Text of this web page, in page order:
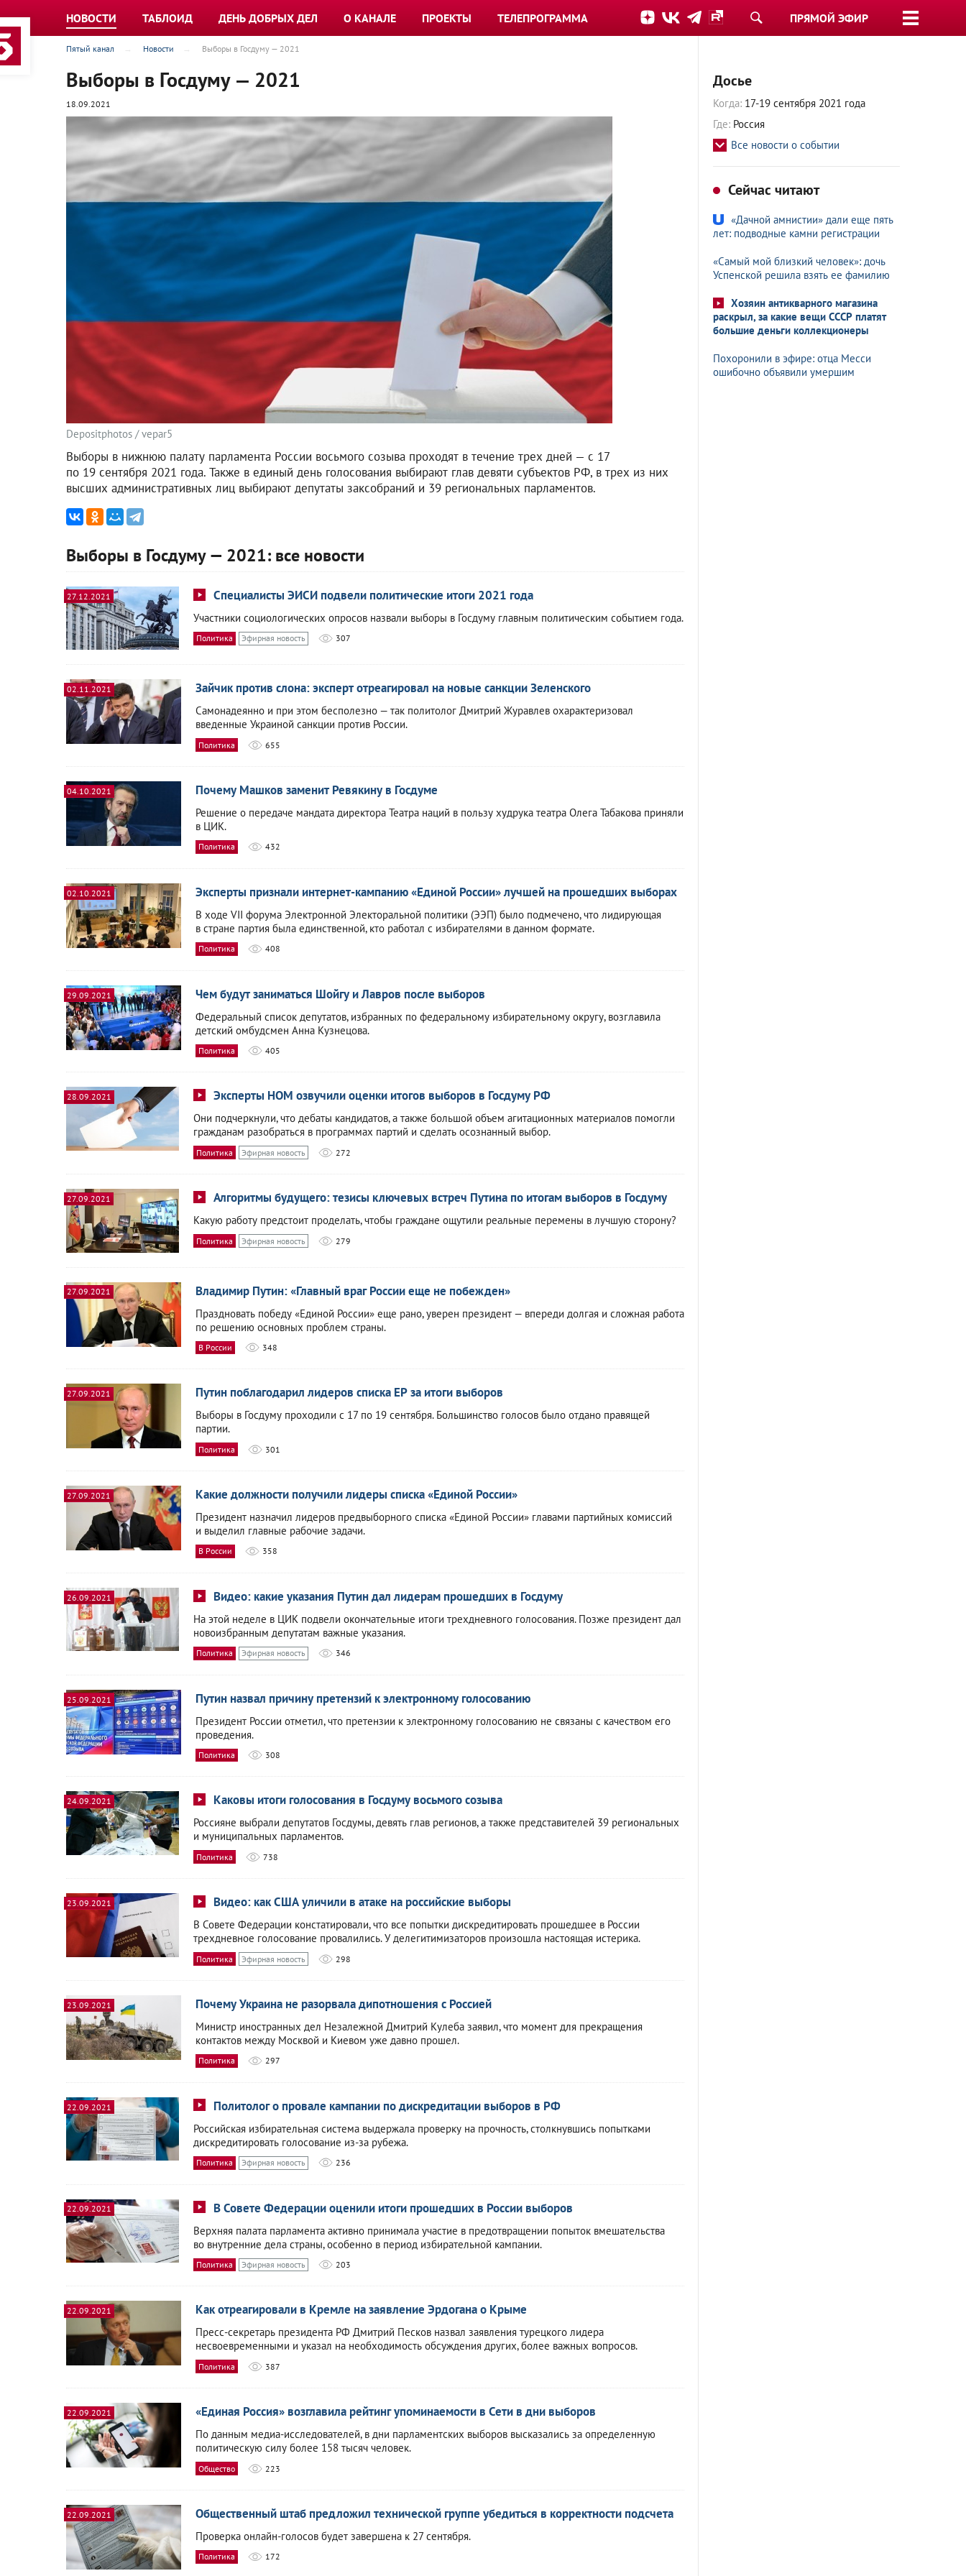
ПРЯМОЙ ЭФИР
НОВОСТИ ТАБЛОИД ДЕНЬ ДОБРЫХ ДЕЛ О КАНАЛЕ ПРОЕКТЫ ТЕЛЕПРОГРАММА
Пятый канал Новости Выборы в Госдуму — 2021
Выборы в Госдуму — 2021
18.09.2021
Depositphotos / vepar5
Выборы в нижнюю палату парламента России восьмого созыва проходят в течение трех дней — с 17
по 19 сентября 2021 года. Также в единый день голосования выбирают глав девяти субъектов РФ, в трех из них
высших административных лиц выбирают депутаты заксобраний и 39 региональных парламентов.
Выборы в Госдуму — 2021: все новости
27.12.2021 Специалисты ЭИСИ подвели политические итоги 2021 года
Участники социологических опросов назвали выборы в Госдуму главным политическим событием года.
Политика Эфирная новость 307
02.11.2021 Зайчик против слона: эксперт отреагировал на новые санкции Зеленского
Самонадеянно и при этом бесполезно — так политолог Дмитрий Журавлев охарактеризовал
введенные Украиной санкции против России.
Политика 655
04.10.2021 Почему Машков заменит Ревякину в Госдуме
Решение о передаче мандата директора Театра наций в пользу худрука театра Олега Табакова приняли
в ЦИК.
Политика 432
02.10.2021 Эксперты признали интернет-кампанию «Единой России» лучшей на прошедших выборах
В ходе VII форума Электронной Электоральной политики (ЭЭП) было подмечено, что лидирующая
в стране партия была единственной, кто работал с избирателями в данном формате.
Политика 408
29.09.2021 Чем будут заниматься Шойгу и Лавров после выборов
Федеральный список депутатов, избранных по федеральному избирательному округу, возглавила
детский омбудсмен Анна Кузнецова.
Политика 405
28.09.2021 Эксперты НОМ озвучили оценки итогов выборов в Госдуму РФ
Они подчеркнули, что дебаты кандидатов, а также большой объем агитационных материалов помогли
гражданам разобраться в программах партий и сделать осознанный выбор.
Политика Эфирная новость 272
27.09.2021 Алгоритмы будущего: тезисы ключевых встреч Путина по итогам выборов в Госдуму
Какую работу предстоит проделать, чтобы граждане ощутили реальные перемены в лучшую сторону?
Политика Эфирная новость 279
27.09.2021 Владимир Путин: «Главный враг России еще не побежден»
Праздновать победу «Единой России» еще рано, уверен президент — впереди долгая и сложная работа
по решению основных проблем страны.
В России 348
27.09.2021 Путин поблагодарил лидеров списка ЕР за итоги выборов
Выборы в Госдуму проходили с 17 по 19 сентября. Большинство голосов было отдано правящей
партии.
Политика 301
27.09.2021 Какие должности получили лидеры списка «Единой России»
Президент назначил лидеров предвыборного списка «Единой России» главами партийных комиссий
и выделил главные рабочие задачи.
В России 358
26.09.2021 Видео: какие указания Путин дал лидерам прошедших в Госдуму
На этой неделе в ЦИК подвели окончательные итоги трехдневного голосования. Позже президент дал
новоизбранным депутатам важные указания.
Политика Эфирная новость 346
25.09.2021 Путин назвал причину претензий к электронному голосованию
Президент России отметил, что претензии к электронному голосованию не связаны с качеством его
проведения.
Политика 308
24.09.2021 Каковы итоги голосования в Госдуму восьмого созыва
Россияне выбрали депутатов Госдумы, девять глав регионов, а также представителей 39 региональных
и муниципальных парламентов.
Политика 738
23.09.2021 Видео: как США уличили в атаке на российские выборы
В Совете Федерации констатировали, что все попытки дискредитировать прошедшее в России
трехдневное голосование провалились. У делегитимизаторов произошла настоящая истерика.
Политика Эфирная новость 298
23.09.2021 Почему Украина не разорвала дипотношения с Россией
Министр иностранных дел Незалежной Дмитрий Кулеба заявил, что момент для прекращения
контактов между Москвой и Киевом уже давно прошел.
Политика 297
22.09.2021 Политолог о провале кампании по дискредитации выборов в РФ
Российская избирательная система выдержала проверку на прочность, столкнувшись попытками
дискредитировать голосование из-за рубежа.
Политика Эфирная новость 236
22.09.2021 В Совете Федерации оценили итоги прошедших в России выборов
Верхняя палата парламента активно принимала участие в предотвращении попыток вмешательства
во внутренние дела страны, особенно в период избирательной кампании.
Политика Эфирная новость 203
22.09.2021 Как отреагировали в Кремле на заявление Эрдогана о Крыме
Пресс-секретарь президента РФ Дмитрий Песков назвал заявления турецкого лидера
несвоевременными и указал на необходимость обсуждения других, более важных вопросов.
Политика 387
22.09.2021 «Единая Россия» возглавила рейтинг упоминаемости в Сети в дни выборов
По данным медиа-исследователей, в дни парламентских выборов высказались за определенную
политическую силу более 158 тысяч человек.
Общество 223
22.09.2021 Общественный штаб предложил технической группе убедиться в корректности подсчета
Проверка онлайн-голосов будет завершена к 27 сентября.
Политика 172
Досье
Когда: 17-19 сентября 2021 года
Где: Россия
Все новости о событии
Сейчас читают
«Дачной амнистии» дали еще пять
лет: подводные камни регистрации
«Самый мой близкий человек»: дочь
Успенской решила взять ее фамилию
Хозяин антикварного магазина
раскрыл, за какие вещи СССР платят
большие деньги коллекционеры
Похоронили в эфире: отца Месси
ошибочно объявили умершим